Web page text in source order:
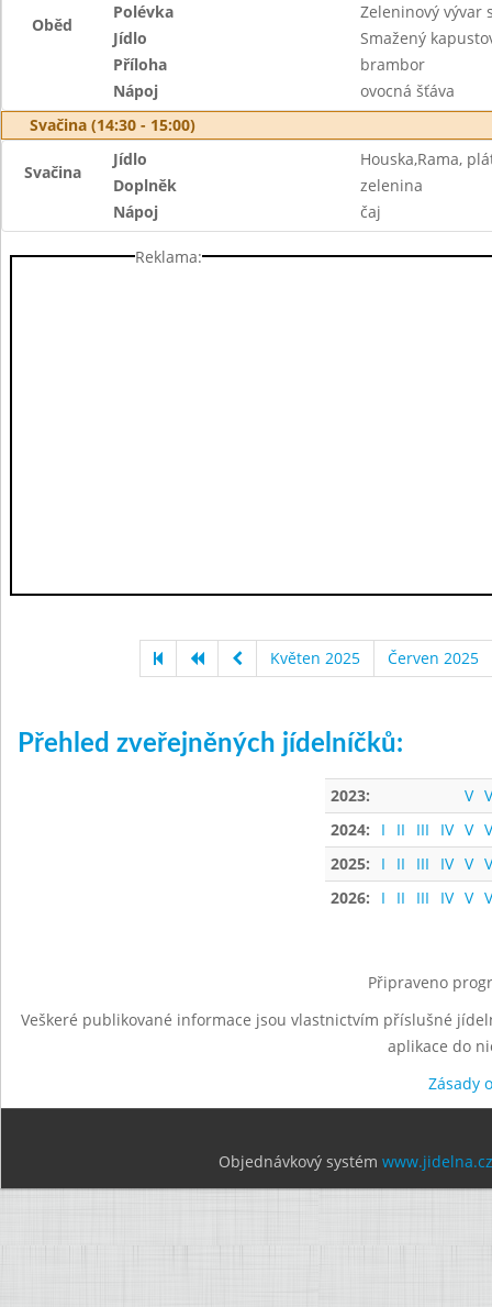
Oběd
Polévka
Zeleninový vývar
Jídlo
Smažený
Příloha
brambor
Nápoj
ovocná šťáva
Svačina (14:30 - 15:00)
Svačina
Jídlo
Houska,Rama,
Doplněk
zelenina
Nápoj
čaj
Reklama:
Květen 2025 Červen 2025
Přehled zveřejněných jídelníčků:
2023: V
2024:
I II III IV V
2025:
I II III IV V
2026:
I II III IV V
Připraveno
Veškeré publikované informace jsou vlastnictvím příslušné
aplikace do
Zásady
Objednávkový systém www.jidelna.cz